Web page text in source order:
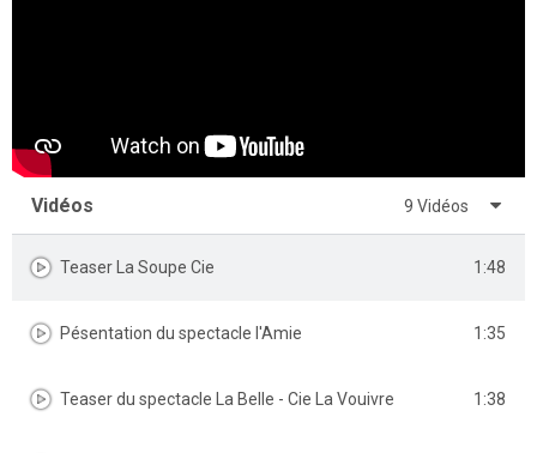
Vidéos 9 Vidéos
Teaser La Soupe Cie 1:48
Pésentation du spectacle l'Amie 1:35
Teaser du spectacle La Belle - Cie La Vouivre 1:38